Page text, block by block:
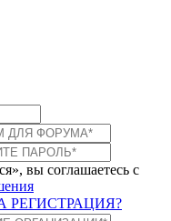
вы соглашаетесь с
РЕГИСТРАЦИЯ?